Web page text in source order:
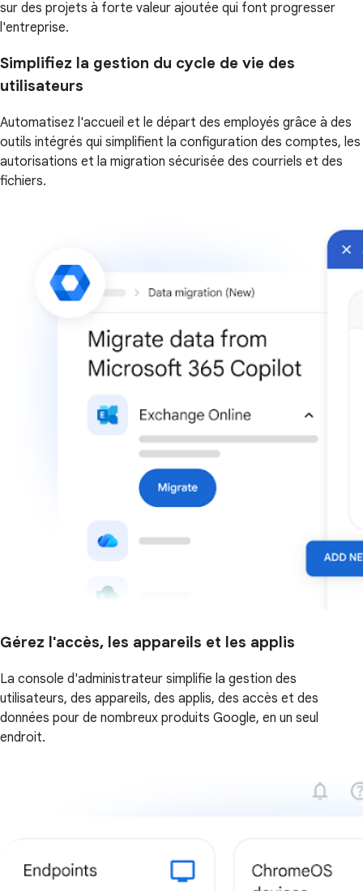
sur des projets à forte valeur ajoutée qui font progresser
l'entreprise.
Simplifiez la gestion du cycle de vie des
utilisateurs
Automatisez l'accueil et le départ des employés grâce à des
outils intégrés qui simplifient la configuration des comptes, les
autorisations et la migration sécurisée des courriels et des
fichiers.
Gérez l'accès, les appareils et les applis
La console d'administrateur simplifie la gestion des
utilisateurs, des appareils, des applis, des accès et des
données pour de nombreux produits Google, en un seul
endroit.